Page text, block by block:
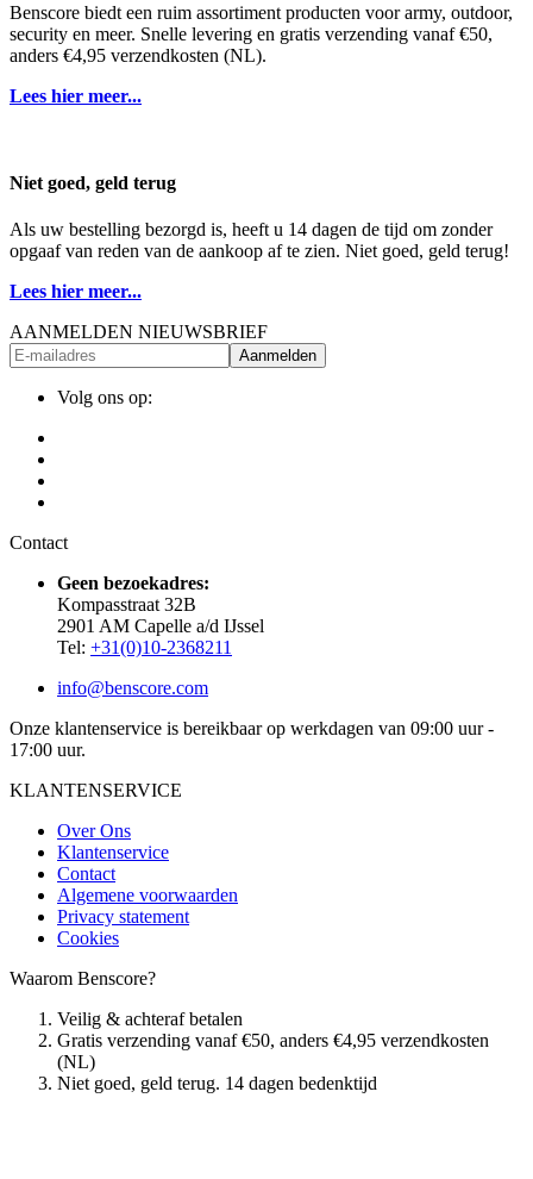
Benscore biedt een ruim assortiment producten voor army, outdoor,
security en meer. Snelle levering en gratis verzending vanaf €50,
anders €4,95 verzendkosten (NL).
Lees hier meer...
Niet goed, geld terug
Als uw bestelling bezorgd is, heeft u 14 dagen de tijd om zonder
opgaaf van reden van de aankoop af te zien. Niet goed, geld terug!
Lees hier meer...
AANMELDEN NIEUWSBRIEF
Aanmelden
Volg ons op:
Contact
Geen bezoekadres:
Kompasstraat 32B
2901 AM Capelle a/d IJssel
Tel: +31(0)10-2368211
info@benscore.com
Onze klantenservice is bereikbaar op werkdagen van 09:00 uur -
17:00 uur.
KLANTENSERVICE
Over Ons
Klantenservice
Contact
Algemene voorwaarden
Privacy statement
Cookies
Waarom Benscore?
Veilig & achteraf betalen
Gratis verzending vanaf €50, anders €4,95 verzendkosten
(NL)
Niet goed, geld terug. 14 dagen bedenktijd